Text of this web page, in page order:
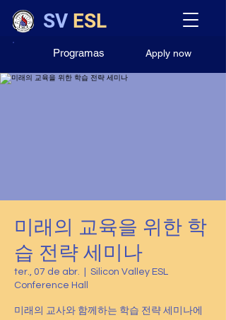
SV ESL
Programas Apply now
미래의 교육을 위한 학
습 전략 세미나
ter., 07 de abr.
Silicon Valley ESL
Conference Hall
미래의 교사와 함께하는 학습 전략 세미나에